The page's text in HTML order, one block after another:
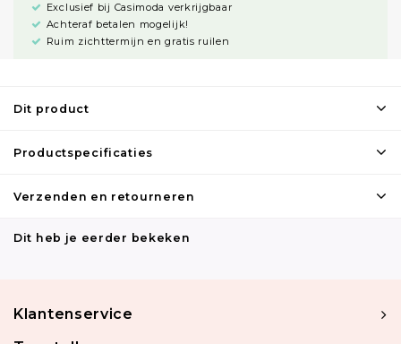
Exclusief bij Casimoda verkrijgbaar
Achteraf betalen mogelijk!
Ruim zichttermijn en gratis ruilen
Dit product
Productspecificaties
Verzenden en retourneren
Dit heb je eerder bekeken
Klantenservice